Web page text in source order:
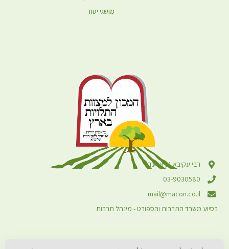
רבי עקיבא 4, אלעד
03-9030580
mail@macon.co.il
בסיוע משרד התרבות והספורט - מינהל תרבות
מושגי יסוד